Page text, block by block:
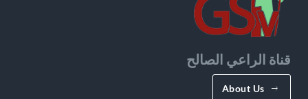
قناة الراعي الصالح
About Us